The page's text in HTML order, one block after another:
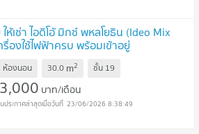
ห้เช่า ไอดิโอ้ มิกซ์ พหลโยธิน (Ideo Mix
องใช้ไฟฟ้าครบ พร้อมเข้าอยู่
ห้องนอน 30.0 m2 ชั้น 19
บาท/เดือน
23/06/2026 8:38:49